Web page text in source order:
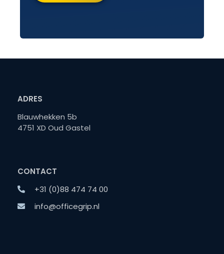
ADRES
Blauwhekken 5b
4751 XD Oud Gastel
CONTACT
+31 (0)88 474 74 00
info@officegrip.nl